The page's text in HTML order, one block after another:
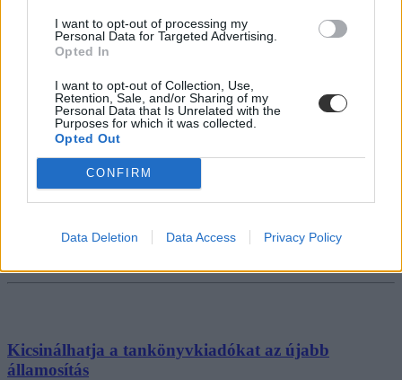
I want to opt-out of processing my
Personal Data for Targeted Advertising.
Opted In
I want to opt-out of Collection, Use,
Retention, Sale, and/or Sharing of my
Personal Data that Is Unrelated with the
Purposes for which it was collected.
Opted Out
CONFIRM
Data Deletion Data Access Privacy Policy
tankönyvtörvény a kiadók alól, amelyek már csak abban...
Közoktatás
Kártérítési pert indíthatnak az állam ellen a
tankönyvkiadók
Ha a törvényjavaslatot a jelenlegi formájában fogadja el a parlament,
Kicsinálhatja a tankönyvkiadókat az újabb
államosítás